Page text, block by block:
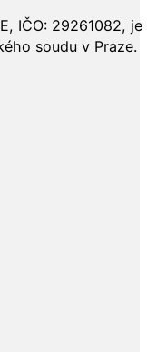
IČO: 29261082,
soudu v Praze.